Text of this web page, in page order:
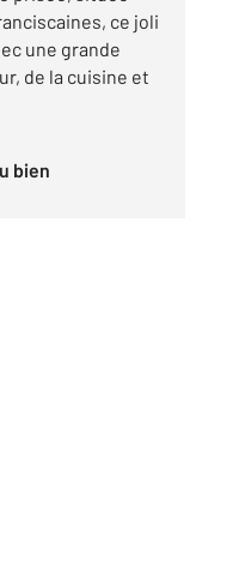
ce joli
une grande
de la cuisine et
bien